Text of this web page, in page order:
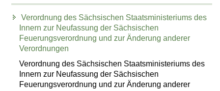
Verordnung des Sächsischen Staatsministeriums des
Innern zur Neufassung der Sächsischen
Feuerungsverordnung und zur Änderung anderer
Verordnungen
Verordnung des Sächsischen Staatsministeriums des
Innern zur Neufassung der Sächsischen
Feuerungsverordnung und zur Änderung anderer